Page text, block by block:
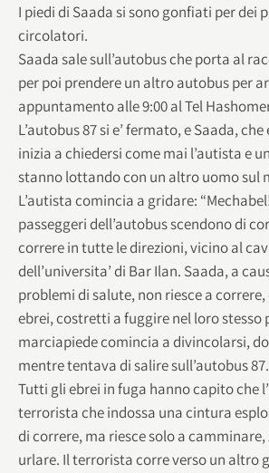
I piedi di Saada si sono gonfiati per dei
circolatori.
Saada sale sull’autobus che porta al
per poi prendere un altro autobus per
appuntamento alle 9:00 al Tel
L’autobus 87 si e’ fermato, e Saada, che
inizia a chiedersi come mai l’autista e
stanno lottando con un altro uomo sul
L’autista comincia a gridare:
passeggeri dell’autobus scendono di
correre in tutte le direzioni, vicino al
dell’universita’ di Bar Ilan. Saada, a
problemi di salute, non riesce a
ebrei, costretti a fuggire nel loro stesso
marciapiede comincia a divincolarsi,
mentre tentava di salire sull’autobus 87.
Tutti gli ebrei in fuga hanno capito che
terrorista che indossa una cintura
di correre, ma riesce solo a
urlare. Il terrorista corre verso un altro